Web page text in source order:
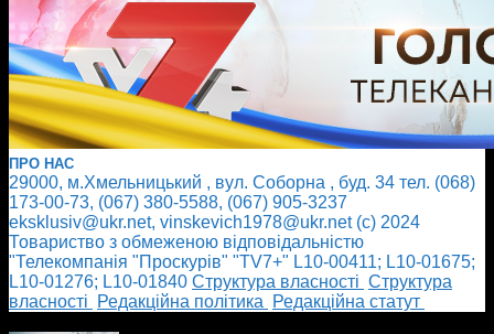
ПРО НАС
29000, м.Хмельницький , вул. Соборна , буд. 34 тел. (068)
173-00-73, (067) 380-5588, (067) 905-3237
eksklusiv@ukr.net, vinskevich1978@ukr.net (с) 2024
Товариство з обмеженою відповідальністю
"Телекомпанія "Проскурів" "TV7+" L10-00411; L10-01675;
L10-01276; L10-01840 Cтруктура власності Cтруктура
власності
Редакційна політика
Редакційна статут